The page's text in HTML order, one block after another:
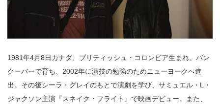
1981年4月8日カナダ、ブリティッシュ・コロンビア生まれ。バン
クーバーで育ち、2002年に演技の勉強のためニューヨークへ進
出。その後シーラ・グレイのもとで演劇を学び、サミュエル・L・
ジャクソン主演『スネイク・フライト』で映画デビュー。また、